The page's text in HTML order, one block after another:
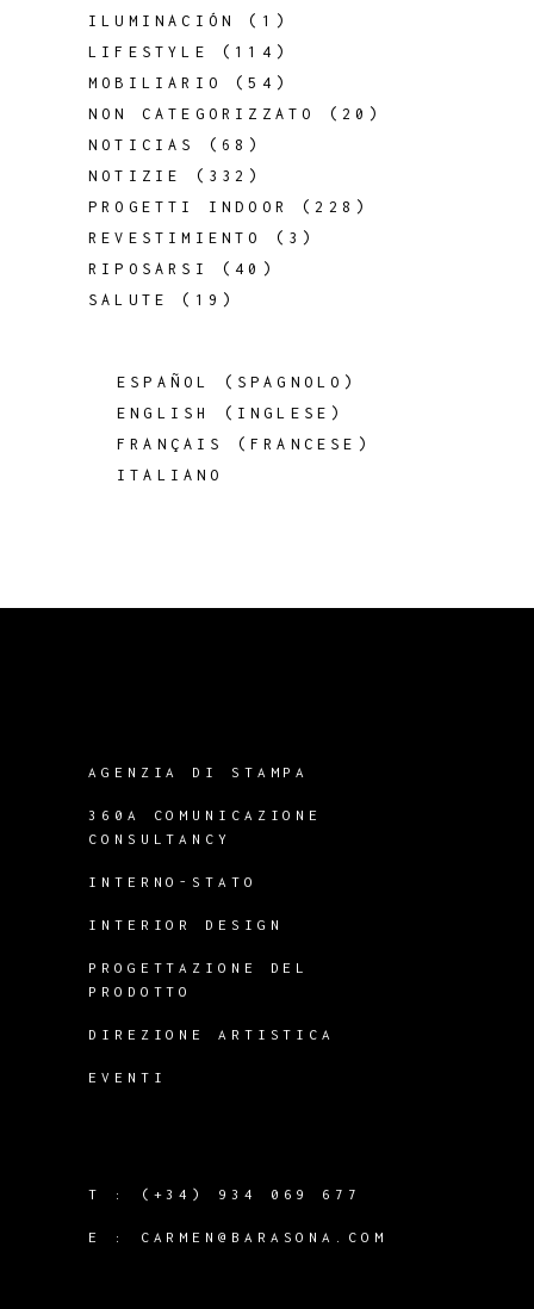
ILUMINACIÓN
(1)
LIFESTYLE
(114)
MOBILIARIO
(54)
NON CATEGORIZZATO
(20)
NOTICIAS
(68)
NOTIZIE
(332)
PROGETTI INDOOR
(228)
REVESTIMIENTO
(3)
RIPOSARSI
(40)
SALUTE
(19)
ESPAÑOL ( SPAGNOLO )
ENGLISH
( INGLESE )
FRANÇAIS
(FRANCESE )
ITALIANO
AGENZIA DI STAMPA
360A COMUNICAZIONE
CONSULTANCY
INTERNO-STATO
INTERIOR DESIGN
PROGETTAZIONE DEL
PRODOTTO
DIREZIONE ARTISTICA
EVENTI
T : (+34) 934 069 677
E : CARMEN@BARASONA.COM